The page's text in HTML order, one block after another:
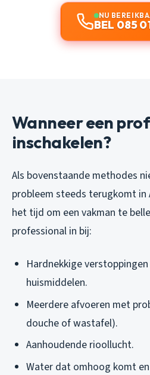
NU
BEL 085
Wanneer een
inschakelen?
Als bovenstaande methodes
probleem steeds terugkomt in
het tijd om een vakman te
professional in bij:
Hardnekkige
huismiddelen.
Meerdere afvoeren met
douche of wastafel).
Aanhoudende rioollucht.
Water dat omhoog komt